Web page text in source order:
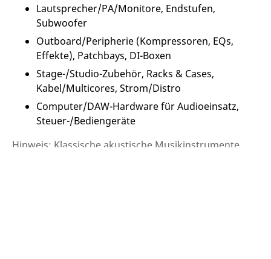
Lautsprecher/PA/Monitore, Endstufen,
Subwoofer
Outboard/Peripherie (Kompressoren, EQs,
Effekte), Patchbays, DI-Boxen
Stage-/Studio-Zubehör, Racks & Cases,
Kabel/Multicores, Strom/Distro
Computer/DAW-Hardware für Audioeinsatz,
Steuer-/Bediengeräte
Hinweis: Klassische akustische Musikinstrumente